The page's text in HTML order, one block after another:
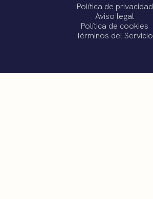
Política de privacidad
Aviso legal
Política de cookies
Términos del Servicio